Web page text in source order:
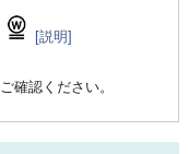
[説明]
確認ください。